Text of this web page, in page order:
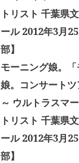
トリスト 千葉県
ール 2012年3月
部】
モーニング娘。
娘。コンサート
～ ウルトラスマ
トリスト 千葉県
ール 2012年3月
部】